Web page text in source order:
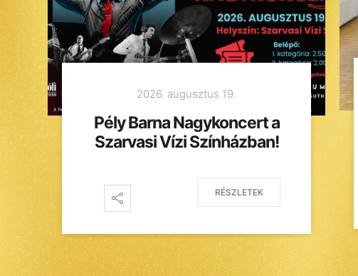
2026. augusztus 19.
Pély Barna Nagykoncert a
Szarvasi Vízi Színházban!
RÉSZLETEK